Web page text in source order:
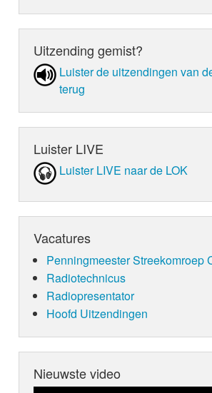
Uitzending gemist?
Luister de uit­zen­din­gen van
terug
Luister LIVE
Luister LIVE naar de LOK
Vacatures
Penningmeester Streekomroep
Radiotechnicus
Radiopresentator
Hoofd Uitzendingen
Nieuwste video